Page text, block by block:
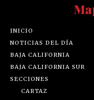
INICIO
NOTICIAS DEL DÍA
BAJA CALIFORNIA
BAJA CALIFORNIA SUR
SECCIONES
CARTAZ